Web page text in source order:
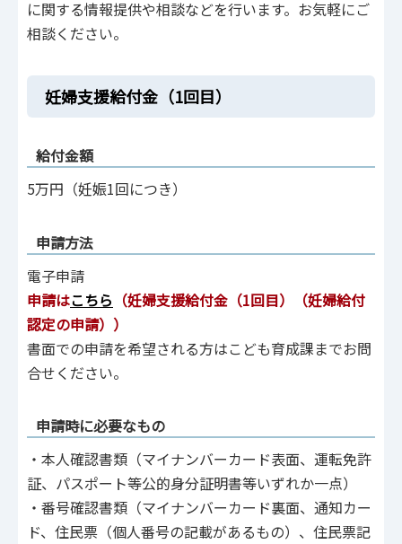
に関する情報提供や相談などを行います。お気軽にご
相談ください。
妊婦支援給付金（1回目）
給付金額
5万円（妊娠1回につき）
申請方法
電子申請
申請はこちら （妊婦支援給付金（1回目）（妊婦給付
認定の申請））
書面での申請を希望される方はこども育成課までお問
合せください。
申請時に必要なもの
・本人確認書類（マイナンバーカード表面、運転免許
証、パスポート等公的身分証明書等いずれか一点）
・番号確認書類（マイナンバーカード裏面、通知カー
ド、住民票（個人番号の記載があるもの）、住民票記